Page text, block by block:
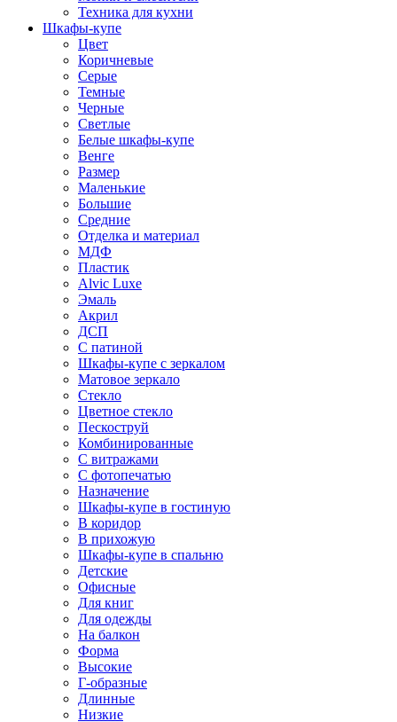
Техника для кухни
Шкафы-купе
Цвет
Коричневые
Серые
Темные
Черные
Светлые
Белые шкафы-купе
Венге
Размер
Маленькие
Большие
Средние
Отделка и материал
МДФ
Пластик
Alvic Luxe
Эмаль
Акрил
ДСП
С патиной
Шкафы-купе с зеркалом
Матовое зеркало
Стекло
Цветное стекло
Пескоструй
Комбинированные
С витражами
С фотопечатью
Назначение
Шкафы-купе в гостиную
В коридор
В прихожую
Шкафы-купе в спальню
Детские
Офисные
Для книг
Для одежды
На балкон
Форма
Высокие
Г-образные
Длинные
Низкие